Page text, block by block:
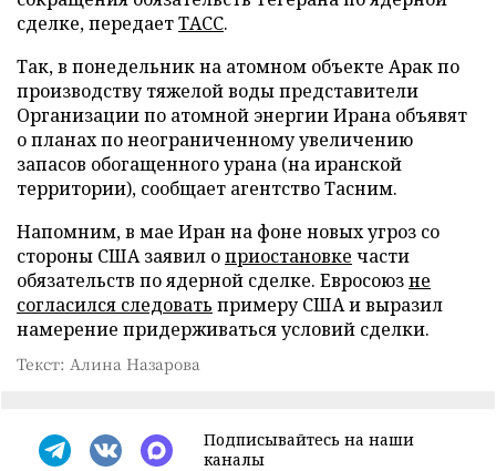
сделке, передаетТАСС.
Так, в понедельник на атомном объекте Арак по
производству тяжелой воды представители
Организации по атомной энергии Ирана объявят
о планах по неограниченному увеличению
запасов обогащенного урана (на иранской
территории), сообщает агентство Тасним.
Напомним, в мае Иран на фоне новых угроз со
стороны США заявил оприостановке части
обязательств по ядерной сделке. Евросоюзне
согласился следовать примеру США и выразил
намерение придерживаться условий сделки.
Текст: Алина Назарова
Подписывайтесь на наши
каналы